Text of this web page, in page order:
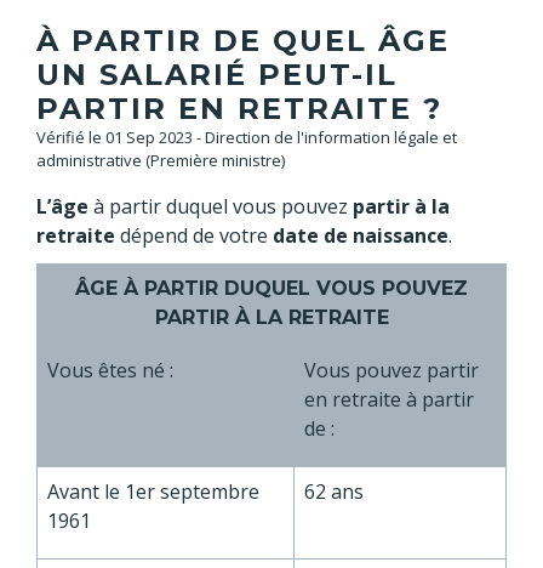
À PARTIR DE QUEL ÂGE
UN SALARIÉ PEUT-IL
PARTIR EN RETRAITE ?
Vérifié le 01 Sep 2023 - Direction de l'information légale et
administrative (Première ministre)
L’âge à partir duquel vous pouvez partir à la
retraite dépend de votre date de naissance.
ÂGE À PARTIR DUQUEL VOUS POUVEZ
PARTIR À LA RETRAITE
Vous êtes né :
Vous pouvez partir
en retraite à partir
de :
Avant le 1erseptembre
1961
62 ans